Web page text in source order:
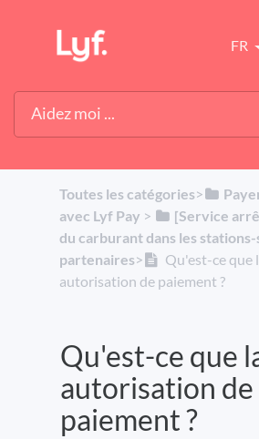
FR
Toutes les catégories​>​
avec Lyf Pay ​ > ​
​[Service
du carburant dans les
partenaires​>​
Qu'est-ce que
autorisation de paiement ?
Qu'est-ce que
autorisation de
paiement ?